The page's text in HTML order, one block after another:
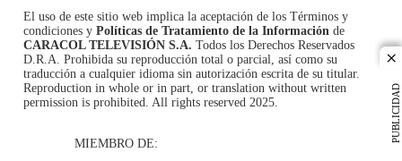
PUBLICIDAD
El uso de este sitio web implica la aceptación de los Términos y
condiciones y Políticas de Tratamiento de la Información de
CARACOL TELEVISIÓN S.A. Todos los Derechos Reservados
D.R.A. Prohibida su reproducción total o parcial, así como su
traducción a cualquier idioma sin autorización escrita de su titular.
Reproduction in whole or in part, or translation without written
permission is prohibited. All rights reserved 2025.
MIEMBRO DE: